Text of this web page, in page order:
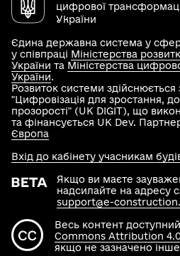
цифрової
України
Єдина державна система у
у співпраці Міністерства
України та Міністерства
України.
Розвиток системи здійснюється
"Цифровізація для зростання,
прозорості" (UK DIGIT), що
та фінансується UK Dev.
Європа
Якщо ви маєте
надсилайте на адресу
support@e-
Весь контент
Commons Attribution
якщо не зазначено інше
Вхід до кабінету учасникам